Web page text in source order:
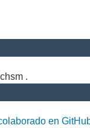
.
en